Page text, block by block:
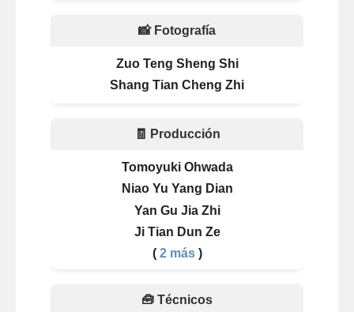
📸 Fotografía
Zuo Teng Sheng Shi
Shang Tian Cheng Zhi
🧾 Producción
Tomoyuki Ohwada
Niao Yu Yang Dian
Yan Gu Jia Zhi
Ji Tian Dun Ze
( 2 más)
🧰 Técnicos